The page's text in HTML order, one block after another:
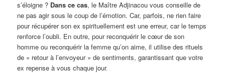
s’éloigne ? Dans ce cas, le Maître Adjinacou vous conseille de
ne pas agir sous le coup de l’émotion. Car, parfois, ne rien faire
pour récupérer son ex spirituellement est une erreur, car le temps
renforce l’oubli. En outre, pour reconquérir le cœur de son
homme ou reconquérir la femme qu’on aime, il utilise des rituels
de « retour à l’envoyeur » de sentiments, garantissant que votre
ex repense à vous chaque jour.